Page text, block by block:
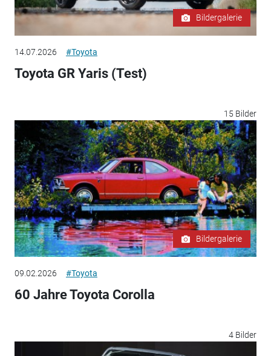
Bildergalerie
14.07.2026 #Toyota
Toyota GR Yaris (Test)
15 Bilder
Bildergalerie
09.02.2026 #Toyota
60 Jahre Toyota Corolla
4 Bilder